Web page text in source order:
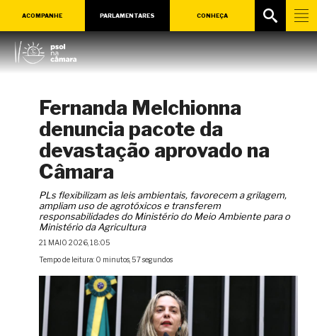
ACOMPANHE PARLAMENTARES CONHEÇA
Fernanda Melchionna
denuncia pacote da
devastação aprovado na
Câmara
PLs flexibilizam as leis ambientais, favorecem a grilagem,
ampliam uso de agrotóxicos e transferem
responsabilidades do Ministério do Meio Ambiente para o
Ministério da Agricultura
21 MAIO 2026, 18:05
Tempo de leitura: 0 minutos, 57 segundos